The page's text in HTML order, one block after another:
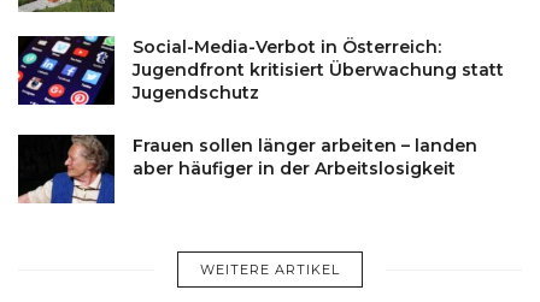
Social-Media-Verbot in Österreich:
Jugendfront kritisiert Überwachung statt
Jugendschutz
Frauen sollen länger arbeiten – landen
aber häufiger in der Arbeitslosigkeit
WEITERE ARTIKEL